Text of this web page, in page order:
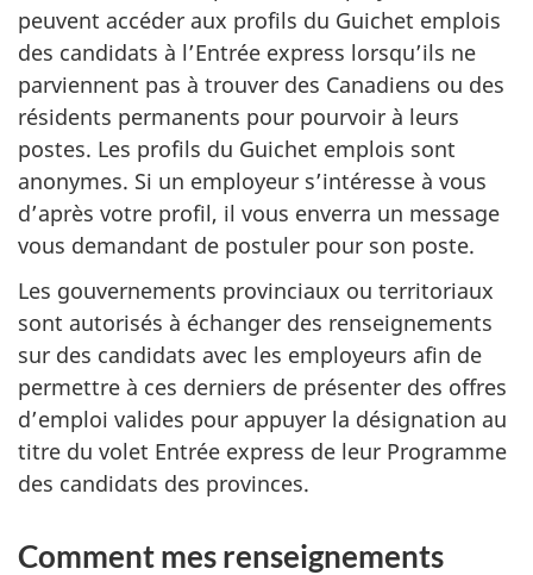
peuvent accéder aux profils du Guichet emplois
des candidats à l’Entrée express lorsqu’ils ne
parviennent pas à trouver des Canadiens ou des
résidents permanents pour pourvoir à leurs
postes. Les profils du Guichet emplois sont
anonymes. Si un employeur s’intéresse à vous
d’après votre profil, il vous enverra un message
vous demandant de postuler pour son poste.
Les gouvernements provinciaux ou territoriaux
sont autorisés à échanger des renseignements
sur des candidats avec les employeurs afin de
permettre à ces derniers de présenter des offres
d’emploi valides pour appuyer la désignation au
titre du volet Entrée express de leur Programme
des candidats des provinces.
Comment mes renseignements